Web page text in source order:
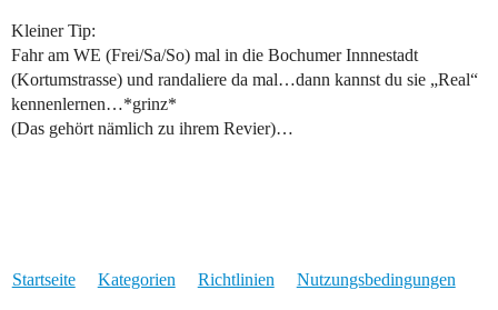
Kleiner Tip:
Fahr am WE (Frei/Sa/So) mal in die Bochumer Innnestadt
(Kortumstrasse) und randaliere da mal…dann kannst du sie „Real“
kennenlernen…*grinz*
(Das gehört nämlich zu ihrem Revier)…
Startseite Kategorien Richtlinien Nutzungsbedingungen